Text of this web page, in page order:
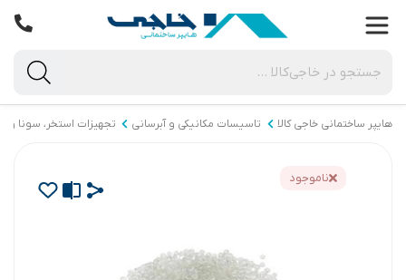
هایپر ساختمانی خاجی‌ کالا تاسیسات مکانیکی و آبرسانی تجهیزات استخر، سونا و
ناموجود